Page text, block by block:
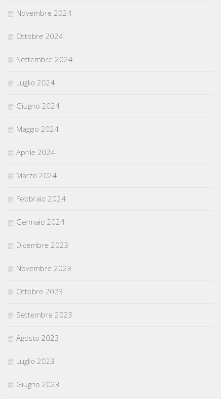
Novembre 2024
Ottobre 2024
Settembre 2024
Luglio 2024
Giugno 2024
Maggio 2024
Aprile 2024
Marzo 2024
Febbraio 2024
Gennaio 2024
Dicembre 2023
Novembre 2023
Ottobre 2023
Settembre 2023
Agosto 2023
Luglio 2023
Giugno 2023